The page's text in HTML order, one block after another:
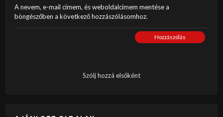
A nevem, e-mail címem, és weboldalcímem mentése a
böngészőben a következő hozzászólásomhoz.
Hozzászólás
Szólj hozzá elsőként